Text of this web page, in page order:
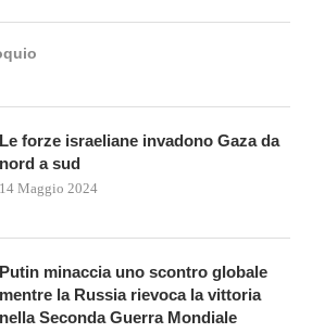
Le forze israeliane invadono Gaza da
nord a sud
14 Maggio 2024
Putin minaccia uno scontro globale
mentre la Russia rievoca la vittoria
nella Seconda Guerra Mondiale